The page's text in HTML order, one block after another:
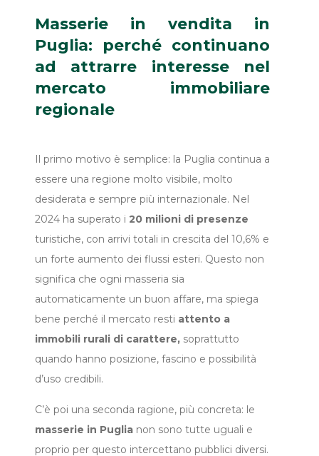
Masserie in vendita in
Puglia: perché continuano
ad attrarre interesse nel
mercato immobiliare
regionale
Il primo motivo è semplice: la Puglia continua a
essere una regione molto visibile, molto
desiderata e sempre più internazionale. Nel
2024 ha superato i 20 milioni di presenze
turistiche, con arrivi totali in crescita del 10,6% e
un forte aumento dei flussi esteri. Questo non
significa che ogni masseria sia
automaticamente un buon affare, ma spiega
bene perché il mercato resti attento a
immobili rurali di carattere,soprattutto
quando hanno posizione, fascino e possibilità
d’uso credibili.
C’è poi una seconda ragione, più concreta: le
masserie in Puglianon sono tutte uguali e
proprio per questo intercettano pubblici diversi.